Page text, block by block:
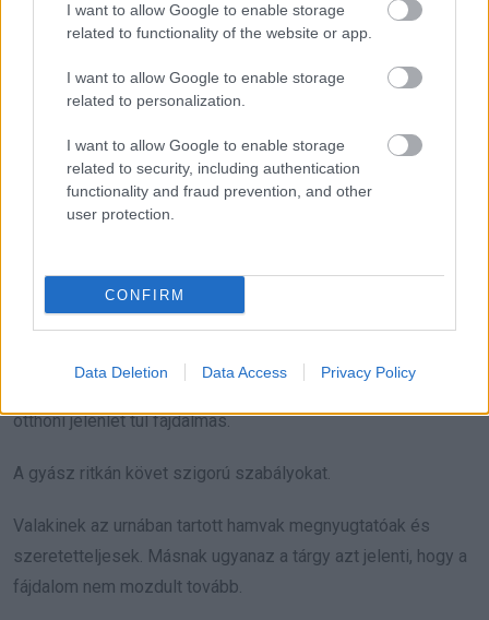
I want to allow Google to enable storage
related to functionality of the website or app.
I want to allow Google to enable storage
related to personalization.
I want to allow Google to enable storage
related to security, including authentication
functionality and fraud prevention, and other
user protection.
CONFIRM
Data Deletion Data Access Privacy Policy
Miért marad nyitott a
kérdés?
változtak a személyes nézetek. A hamvasztás aránya
számos országban nőtt, részben a költségek, részben a
költözések, részben a temetkezéssel kapcsolatos
Ahogy a családok egyre nemzetközibbek és kevésbé
vallásközpontúak lesznek, sokan saját emlékezési formákat
alakítanak ki. Van, aki éveken át megtartja a hamvakat, mert
otthoni jelenlét túl fájdalmas.
A gyász ritkán követ szigorú szabályokat.
Valakinek az urnában tartott hamvak megnyugtatóak és
szeretetteljesek. Másnak ugyanaz a tárgy azt jelenti, hogy a
fájdalom nem mozdult tovább.